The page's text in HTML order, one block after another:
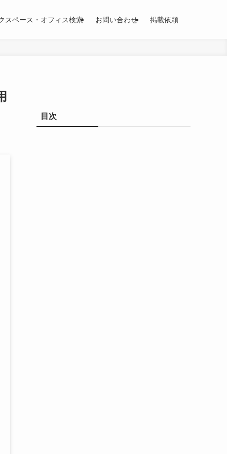
スペース・オフィス検索 お問い合わせ 掲載依頼
目次